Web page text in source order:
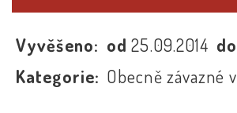
Vyvěšeno: od25.09.2014
Kategorie: Obecně závazné